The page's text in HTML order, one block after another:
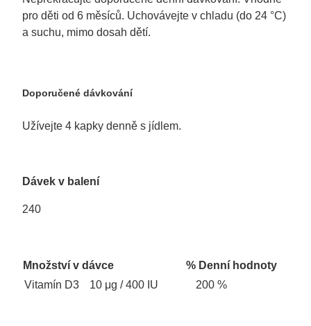
pro děti od 6 měsíců. Uchovávejte v chladu (do 24 °C)
a suchu, mimo dosah dětí.
Doporučené dávkování
Užívejte 4 kapky denně s jídlem.
Dávek v balení
240
Množství v dávce
% Denní hodnoty
Vitamín D3
10 μg / 400 IU 200 %